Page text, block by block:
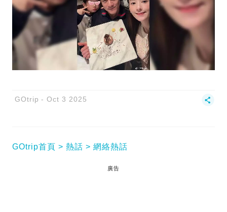
GOtrip Oct 3 2025
GOtrip首頁 熱話 網絡熱話
廣告